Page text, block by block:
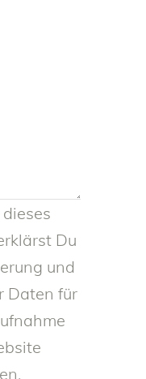
Du
und
Daten für